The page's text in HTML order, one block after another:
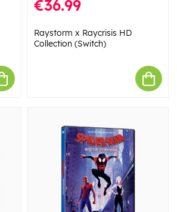
€36.99
Raystorm x Raycrisis HD
Collection (Switch)